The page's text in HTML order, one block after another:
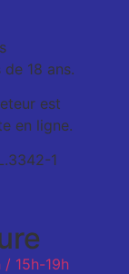
18 ans.
est
en ligne.
1
/ 15h-19h